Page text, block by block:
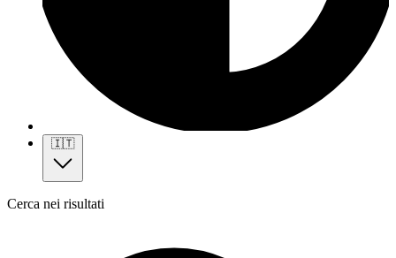
🇮🇹
Cerca nei risultati